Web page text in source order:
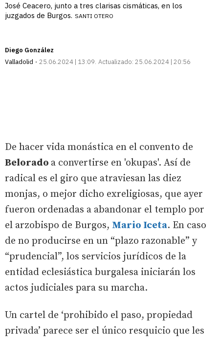
José Ceacero, junto a tres clarisas cismáticas, en los
juzgados de Burgos. SANTI OTERO
Diego González
Valladolid
25.06.2024 | 13:09 Actualizado: 25.06.2024 | 20:56
De hacer vida monástica en el convento de
Belorado a convertirse en 'okupas'. Así de
radical es el giro que atraviesan las diez
monjas, o mejor dicho exreligiosas, que ayer
fueron ordenadas a abandonar el templo por
el arzobispo de Burgos, Mario Iceta. En caso
de no producirse en un “plazo razonable” y
“prudencial”, los servicios jurídicos de la
entidad eclesiástica burgalesa iniciarán los
actos judiciales para su marcha.
Un cartel de ‘prohibido el paso, propiedad
privada’ parece ser el único resquicio que les